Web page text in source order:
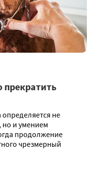
прекратить
не
но и умением
продолжение
чрезмерный